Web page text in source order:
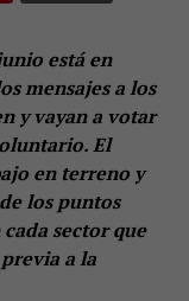
está en
mensajes a los
y vayan a votar
El
en terreno y
los puntos
sector que
a la